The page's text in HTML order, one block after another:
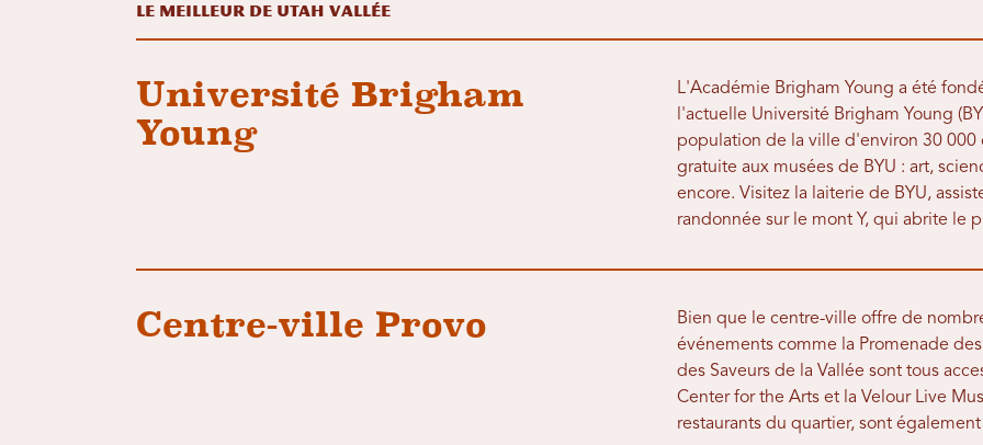
Le meilleur de Utah Vallée
Université Brigham
Young
L'Académie Brigham Young a été
l'actuelle Université Brigham Young
population de la ville d'environ 30 000
gratuite aux musées de BYU : art,
encore. Visitez la laiterie de BYU,
randonnée sur le mont Y, qui abrite le
Centre-ville Provo
Bien que le centre-ville offre de
événements comme la Promenade
des Saveurs de la Vallée sont tous
Center for the Arts et la Velour Live
restaurants du quartier, sont